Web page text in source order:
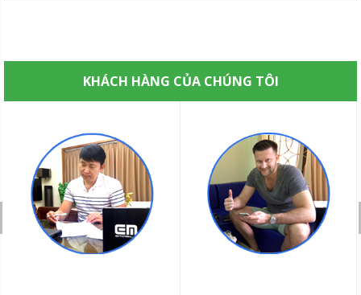
KHÁCH HÀNG CỦA CHÚNG TÔI